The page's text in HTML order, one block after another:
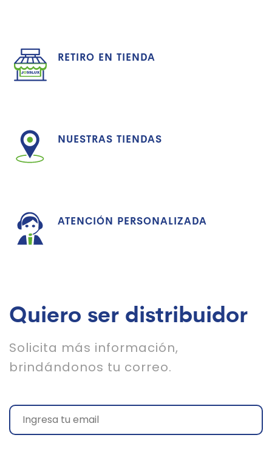
RETIRO EN TIENDA
NUESTRAS TIENDAS
ATENCIÓN PERSONALIZADA
Quiero ser distribuidor
Solicita más información,
brindándonos tu correo.